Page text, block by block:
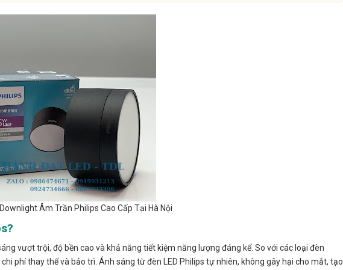
Âm Trần Philips Cao Cấp Tại Hà Nội
vượt trội, độ bền cao và khả năng tiết kiệm năng lượng đáng kể. So với các loại đèn
phí thay thế và bảo trì. Ánh sáng từ đèn LED Philips tự nhiên, không gây hại cho mắt, tạo